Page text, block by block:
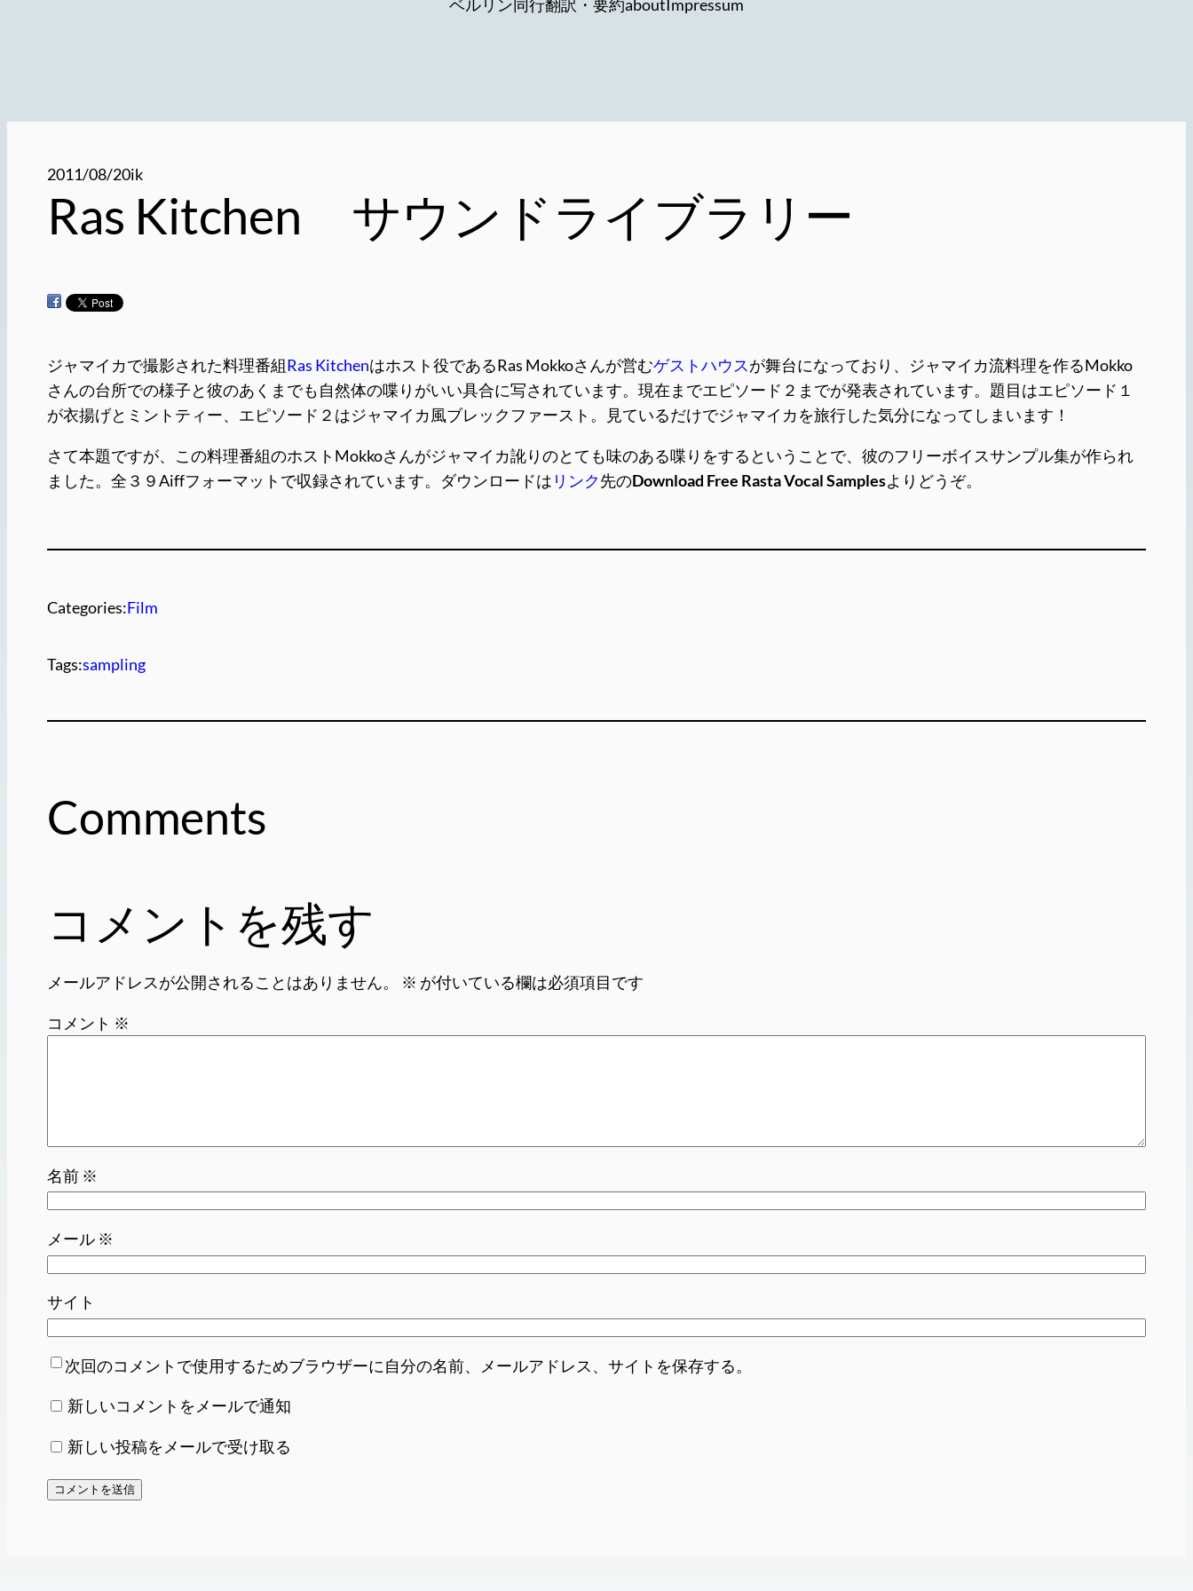
ベルリン同行翻訳・要約aboutImpressum
2011/08/20ik
Ras Kitchen サウンドライブラリー
ジャマイカで撮影された料理番組Ras Kitchenはホスト役であるRas Mokkoさんが営むゲストハウスが舞台になっており、ジャマイカ流料理を作るMokko
さんの台所での様子と彼のあくまでも自然体の喋りがいい具合に写されています。現在までエピソード２までが発表されています。題目はエピソード１
が衣揚げとミントティー、エピソード２はジャマイカ風ブレックファースト。見ているだけでジャマイカを旅行した気分になってしまいます！
さて本題ですが、この料理番組のホストMokkoさんがジャマイカ訛りのとても味のある喋りをするということで、彼のフリーボイスサンプル集が作られ
ました。全３９Aiffフォーマットで収録されています。ダウンロードは リンク先のDownload Free Rasta Vocal Samplesよりどうぞ。
Categories:Film
Tags:sampling
Comments
コメントを残す
メールアドレスが公開されることはありません。 ※ が付いている欄は必須項目です
コメント ※
名前 ※
メール ※
サイト
次回のコメントで使用するためブラウザーに自分の名前、メールアドレス、サイトを保存する。
新しいコメントをメールで通知
新しい投稿をメールで受け取る